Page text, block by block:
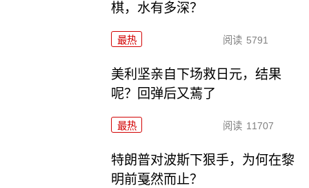
棋，水有多深？
最热 阅读 5791
美利坚亲自下场救日元，结果
呢？回弹后又蔫了
最热 阅读 11707
特朗普对波斯下狠手，为何在黎
明前戛然而止？